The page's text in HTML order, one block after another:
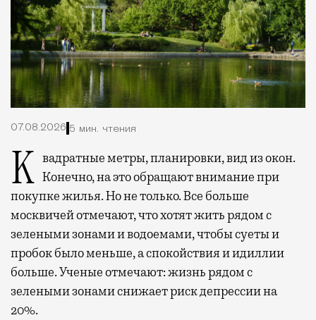
07.08.2026 5 мин. чтения
Квадратные метры, планировки, вид из окон. Конечно, на это обращают внимание при
покупке жилья. Но не только. Все больше
москвичей отмечают, что хотят жить рядом с
зелеными зонами и водоемами, чтобы суеты и
пробок было меньше, а спокойствия и идиллии
больше. Ученые отмечают: жизнь рядом с
зелеными зонами снижает риск депрессии на
20%.